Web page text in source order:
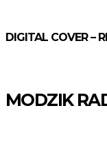
DIGITAL COVER –
MODZIK